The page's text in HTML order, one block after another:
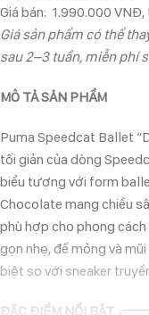
Giá bán: 1.990.000 VNĐ,
Giá sản phẩm có thể
sau 2–3 tuần, miễn phí
MÔ TẢ SẢN PHẨM
Puma Speedcat Ballet
tối giản của dòng
biểu tượng với form
Chocolate mang chiều
phù hợp cho phong
gọn nhẹ, đế mỏng và
biệt so với sneaker
ĐẶC ĐIỂM NỔI BẬT